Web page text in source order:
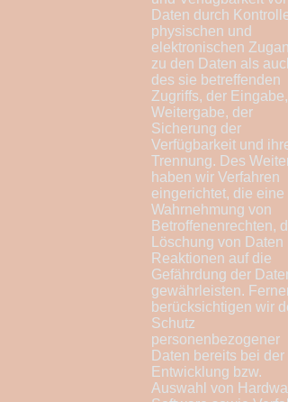
Daten durch Kontrolle
physischen und
elektronischen
zu den Daten als auch
des sie betreffenden
Zugriffs, der Eingabe,
Weitergabe, der
Sicherung der
Verfügbarkeit und ihrer
Trennung. Des
haben wir Verfahren
eingerichtet, die eine
Wahrnehmung von
Betroffenenrechten,
Löschung von Daten
Reaktionen auf die
Gefährdung der Daten
gewährleisten. Ferner
berücksichtigen wir
Schutz
personenbezogener
Daten bereits bei der
Entwicklung bzw.
Auswahl von